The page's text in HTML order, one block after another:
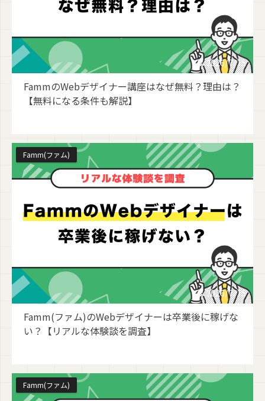
2026/7/15
FammのWebデザイナー講座はなぜ無料？理由は？
【無料になる条件も解説】
2026/7/15
Famm(ファム)
Famm(ファム)のWebデザイナーは卒業後に稼げな
い？【リアルな体験談を調査】
Famm(ファム)